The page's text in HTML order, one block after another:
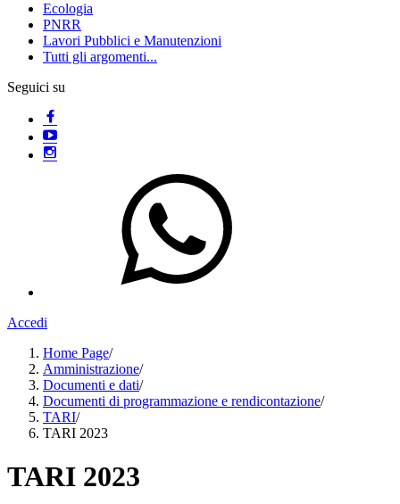
Ecologia
PNRR
Lavori Pubblici e Manutenzioni
Tutti gli argomenti...
Seguici su
Accedi
Home Page/
Amministrazione/
Documenti e dati/
Documenti di programmazione e rendicontazione/
TARI/
TARI 2023
TARI 2023